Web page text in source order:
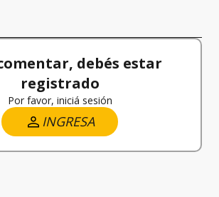
debés estar
registrado
Por favor, iniciá sesión
INGRESA